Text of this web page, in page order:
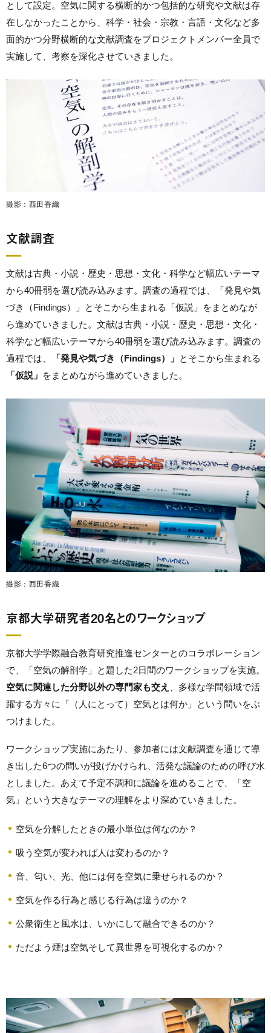
として設定。空気に関する横断的かつ包括的な研究や文献は存
在しなかったことから、科学・社会・宗教・言語・文化など多
面的かつ分野横断的な文献調査をプロジェクトメンバー全員で
実施して、考察を深化させていきました。
撮影：西田香織
文献調査
文献は古典・小説・歴史・思想・文化・科学など幅広いテーマ
から40冊弱を選び読み込みます。調査の過程では、「発見や気
づき（Findings）」とそこから生まれる「仮説」をまとめなが
ら進めていきました。文献は古典・小説・歴史・思想・文化・
科学など幅広いテーマから40冊弱を選び読み込みます。調査の
過程では、
「発見や気づき（Findings）」 とそこから生まれる
「仮説」 をまとめながら進めていきました。
撮影：西田香織
京都大学研究者20名とのワークショップ
京都大学学際融合教育研究推進センターとのコラボレーション
で、「空気の解剖学」と題した2日間のワークショップを実施。
空気に関連した分野以外の専門家も交え
、多様な学問領域で活
躍する方々に「（人にとって）空気とは何か」という問いをぶ
つけました。
ワークショップ実施にあたり、参加者には文献調査を通じて導
き出した6つの問いが投げかけられ、活発な議論のための呼び水
としました。あえて予定不調和に議論を進めることで、「空
気」という大きなテーマの理解をより深めていきました。
空気を分解したときの最小単位は何なのか？
吸う空気が変われば人は変わるのか？
音、匂い、光、他には何を空気に乗せられるのか？
空気を作る行為と感じる行為は違うのか？
公衆衛生と風水は、いかにして融合できるのか？
ただよう煙は空気そして異世界を可視化するのか？